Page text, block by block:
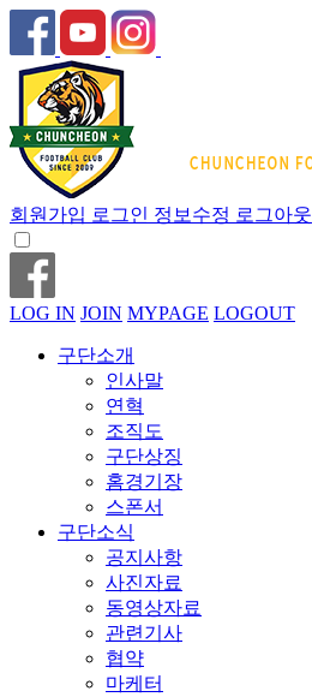
회원가입 로그인 정보수정 로그아웃
LOG IN JOIN MYPAGE LOGOUT
구단소개
인사말
연혁
조직도
구단상징
홈경기장
스폰서
구단소식
공지사항
사진자료
동영상자료
관련기사
협약
마케터